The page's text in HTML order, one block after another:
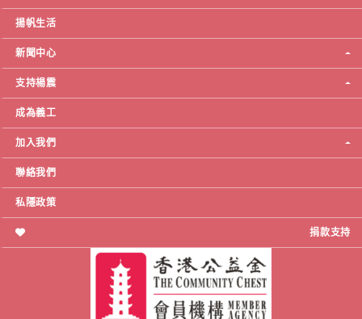
揚帆生活
新聞中心
支持楊震
成為義工
加入我們
聯絡我們
私隱政策
捐款支持